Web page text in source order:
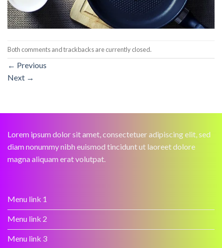
Both comments and trackbacks are currently closed.
← Previous
Next →
Lorem ipsum dolor sit amet, consectetuer adipiscing elit, sed
diam nonummy nibh euismod tincidunt ut laoreet dolore
magna aliquam erat volutpat.
Menu link 1
Menu link 2
Menu link 3